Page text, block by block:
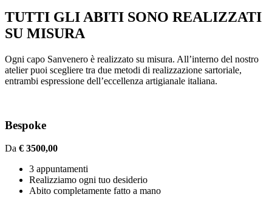
TUTTI GLI ABITI SONO REALIZZATI
SU MISURA
Ogni capo Sanvenero è realizzato su misura. All’interno del nostro
atelier puoi scegliere tra due metodi di realizzazione sartoriale,
entrambi espressione dell’eccellenza artigianale italiana.
Bespoke
Da € 3500,00
3 appuntamenti
Realizziamo ogni tuo desiderio
Abito completamente fatto a mano